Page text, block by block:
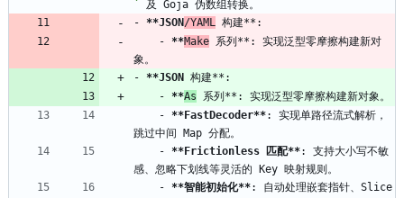
`
及 Goja 伪数组转换。
- **JSON /YAML 构建**:
    -
**Make 系列**: 实现泛型零摩擦构建新对
象。
- **JSON
构建**:
    -
**As 系列**: 实现泛型零摩擦构建新对象。
    -
**FastDecoder**: 实现单路径流式解析，
跳过中间 Map 分配。
    -
**Frictionless 匹配**: 支持大小写不敏
感、忽略下划线等灵活的 Key 映射规则。
    -
**智能初始化**: 自动处理嵌套指针、Slice